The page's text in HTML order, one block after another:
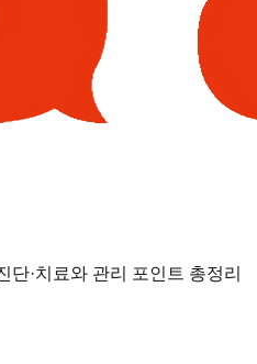
·치료와 관리 포인트 총정리